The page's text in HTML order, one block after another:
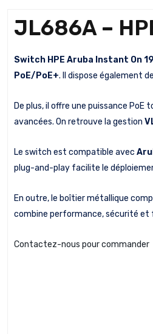
JL686A –
Switch HPE Aruba Instant On
PoE/PoE+. Il dispose également de
De plus, il offre une puissance
avancées. On retrouve la gestion
Le switch est compatible avec
plug-and-play facilite le
En outre, le boîtier métallique
combine performance, sécurité
Contactez-nous pour commander